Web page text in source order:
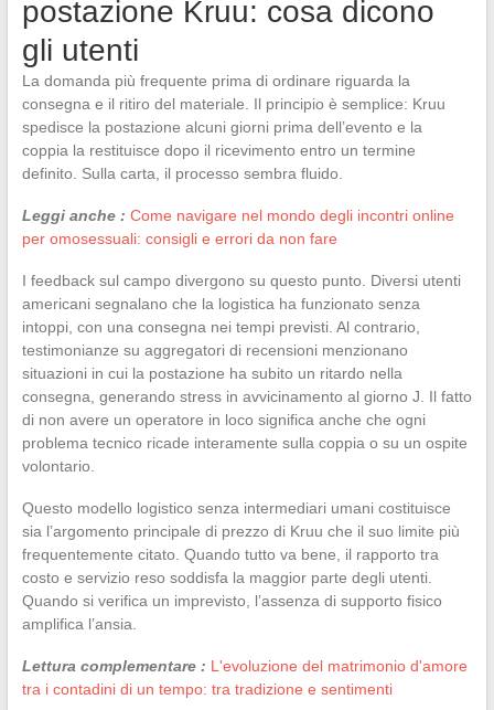
postazione Kruu: cosa dicono
gli utenti
La domanda più frequente prima di ordinare riguarda la
consegna e il ritiro del materiale. Il principio è semplice: Kruu
spedisce la postazione alcuni giorni prima dell’evento e la
coppia la restituisce dopo il ricevimento entro un termine
definito. Sulla carta, il processo sembra fluido.
Leggi anche : Come navigare nel mondo degli incontri online
per omosessuali: consigli e errori da non fare
I feedback sul campo divergono su questo punto. Diversi utenti
americani segnalano che la logistica ha funzionato senza
intoppi, con una consegna nei tempi previsti. Al contrario,
testimonianze su aggregatori di recensioni menzionano
situazioni in cui la postazione ha subito un ritardo nella
consegna, generando stress in avvicinamento al giorno J. Il fatto
di non avere un operatore in loco significa anche che ogni
problema tecnico ricade interamente sulla coppia o su un ospite
volontario.
Questo modello logistico senza intermediari umani costituisce
sia l’argomento principale di prezzo di Kruu che il suo limite più
frequentemente citato. Quando tutto va bene, il rapporto tra
costo e servizio reso soddisfa la maggior parte degli utenti.
Quando si verifica un imprevisto, l’assenza di supporto fisico
amplifica l’ansia.
Lettura complementare : L'evoluzione del matrimonio d'amore
tra i contadini di un tempo: tra tradizione e sentimenti